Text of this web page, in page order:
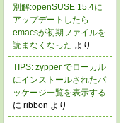
別解:openSUSE 15.4に
アップデートしたら
emacsが初期ファイルを
読まなくなった より
TIPS: zypper でローカル
にインストールされたパ
ッケージ一覧を表示する
に ribbon より